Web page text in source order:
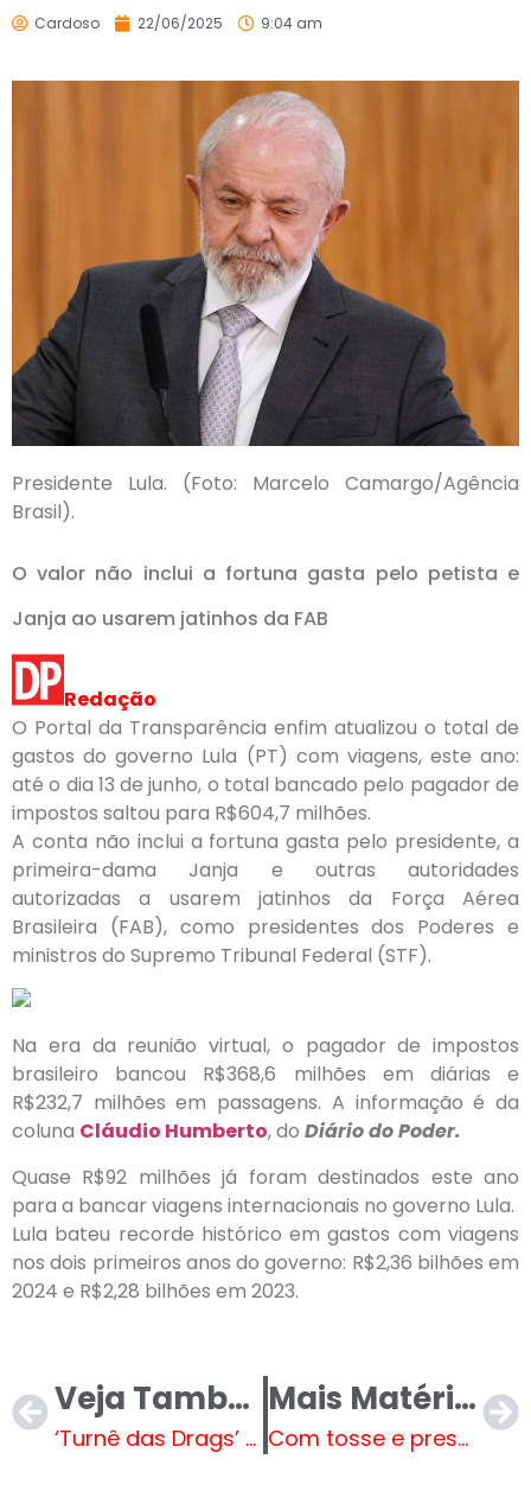
Cardoso 22/06/2025 9:04 am
Presidente Lula. (Foto: Marcelo Camargo/Agência
Brasil).
O valor não inclui a fortuna gasta pelo petista e
Janja ao usarem jatinhos da FAB
Redação
O Portal da Transparência enfim atualizou o total de
gastos do governo Lula (PT) com viagens, este ano:
até o dia 13 de junho, o total bancado pelo pagador de
impostos saltou para R$604,7 milhões.
A conta não inclui a fortuna gasta pelo presidente, a
primeira-dama Janja e outras autoridades
autorizadas a usarem jatinhos da Força Aérea
Brasileira (FAB), como presidentes dos Poderes e
ministros do Supremo Tribunal Federal (STF).
Na era da reunião virtual, o pagador de impostos
brasileiro bancou R$368,6 milhões em diárias e
R$232,7 milhões em passagens. A informação é da
coluna Cláudio Humberto, do Diário do Poder.
Quase R$92 milhões já foram destinados este ano
para a bancar viagens internacionais no governo Lula.
Lula bateu recorde histórico em gastos com viagens
nos dois primeiros anos do governo: R$2,36 bilhões em
2024 e R$2,28 bilhões em 2023.
Veja Também
‘Turnê das Drags’ complica ministro da Educação
Mais Matérias
Com tosse e pressão alta, Bolsonaro tem pneumonia viral